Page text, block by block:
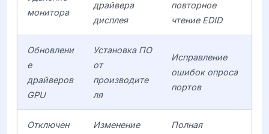
монитора
драйвера
дисплея
повторное
чтение EDID
Обновлени
е
драйверов
GPU
Установка ПО
от
производите
ля
Исправление
ошибок опроса
портов
Отключен
Изменение
Полная